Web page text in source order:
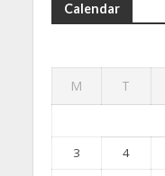
Calendar
M T
3
4